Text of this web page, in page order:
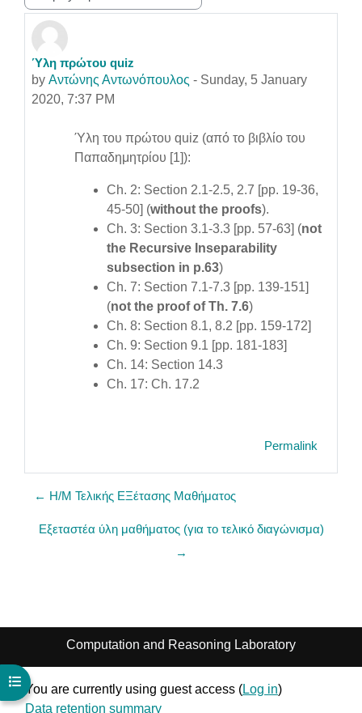
Open course index
Ύλη πρώτου quiz
by Αντώνης Αντωνόπουλος - Sunday, 5 January
2020, 7:37 PM
Number of replies: 0
Ύλη του πρώτου quiz (από το βιβλίο του
Παπαδημητρίου [1]):
Ch. 2: Section 2.1-2.5, 2.7 [pp. 19-36,
45-50] (without the proofs).
Ch. 3: Section 3.1-3.3 [pp. 57-63] (not
the Recursive Inseparability
subsection in p.63)
Ch. 7: Section 7.1-7.3 [pp. 139-151]
(not the proof of Th. 7.6)
Ch. 8: Section 8.1, 8.2 [pp. 159-172]
Ch. 9: Section 9.1 [pp. 181-183]
Ch. 14: Section 14.3
Ch. 17: Ch. 17.2
Permalink
← Η/Μ Τελικής ΕΞέτασης Μαθήματος
Εξεταστέα ύλη μαθήματος (για το τελικό διαγώνισμα)
→
Computation and Reasoning Laboratory
You are currently using guest access (Log in)
Data retention summary